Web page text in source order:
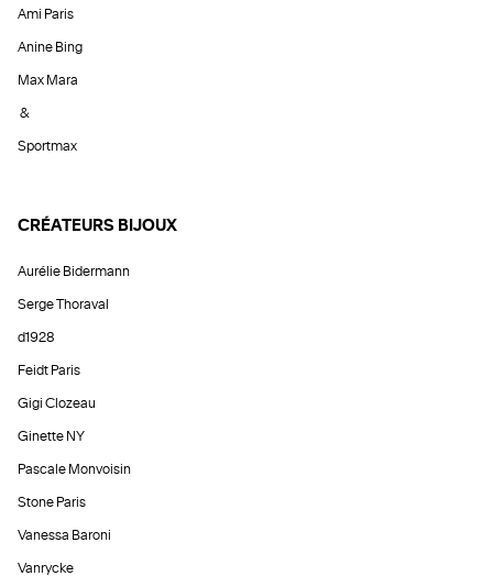
Ami Paris
Anine Bing
Max Mara
&
Sportmax
CRÉATEURS BIJOUX
Aurélie Bidermann
Serge Thoraval
d1928
Feidt Paris
Gigi Clozeau
Ginette NY
Pascale Monvoisin
Stone Paris
Vanessa Baroni
Vanrycke